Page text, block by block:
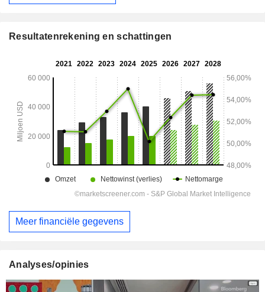
Resultatenrekening en schattingen
Meer financiële gegevens
Analyses/opinies